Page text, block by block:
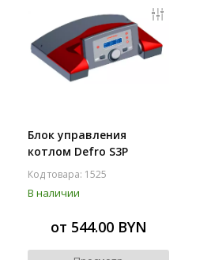
Блок управления
котлом Defro S3P
Код товара: 1525
В наличии
от 544.00 BYN